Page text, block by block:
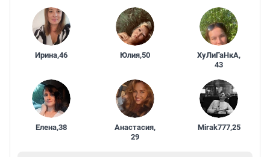
Ирина,46 Юлия,50 ХуЛиГаНкА,
43
Елена,38 Анастасия,
29
Mirak777,25